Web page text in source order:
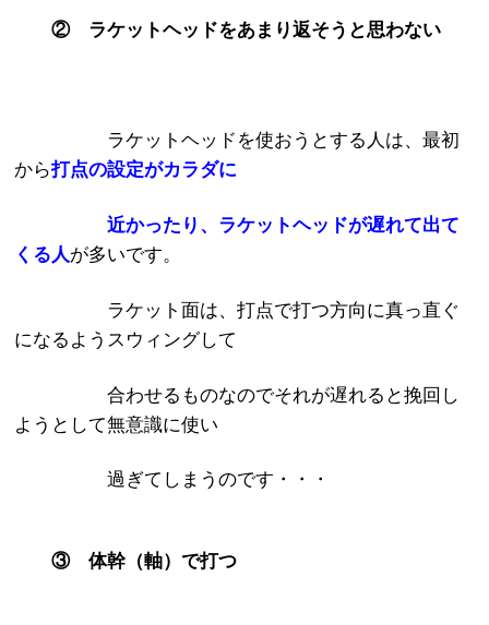
② ラケットヘッドをあまり返そうと思わない
ラケットヘッドを使おうとする人は、最初
から打点の設定がカラダに
近かったり、ラケットヘッドが遅れて出て
くる人が多いです。
ラケット面は、打点で打つ方向に真っ直ぐ
になるようスウィングして
合わせるものなのでそれが遅れると挽回し
ようとして無意識に使い
過ぎてしまうのです・・・
③ 体幹（軸）で打つ